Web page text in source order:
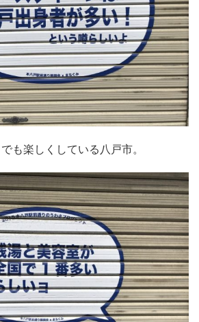
も楽しくしている八戸市。